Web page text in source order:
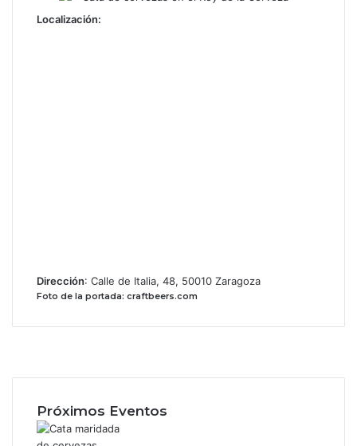
Localización:
Dirección: Calle de Italia, 48, 50010 Zaragoza
Foto de la portada: craftbeers.com
Próximos Eventos